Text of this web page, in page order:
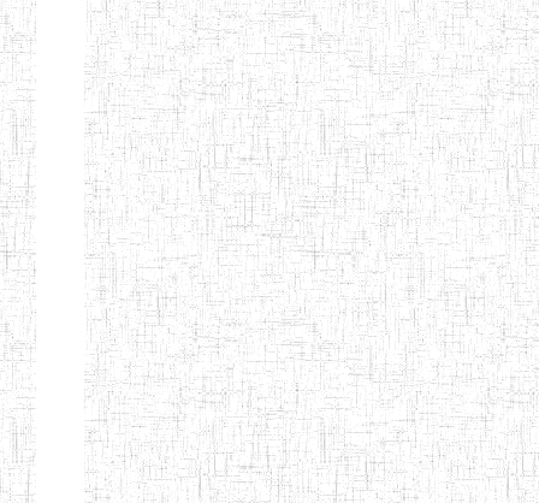
ITCIG SENTTI 14/02/2007 ENIEG
CAMEROON
INCLUSIVE
SPECIAL
EDUCATION
TEACHERS'
TRAINING AND
EMPOWERMENT
PROGRAMME
(CISETTEP)
27/08/2015 ENIEG
ALBERT
TEACHERS'
27/08/2015 ENIEG